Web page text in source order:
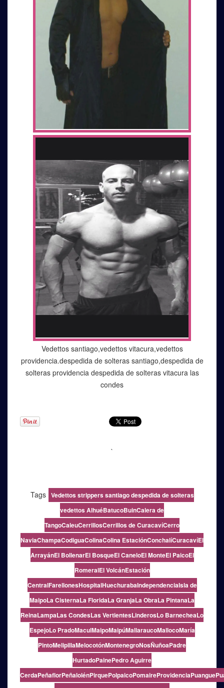
Vedettos santiago,vedettos vitacura,vedettos
providencia.despedida de solteras santiago,despedida de
solteras providencia despedida de solteras vitacura las
condes
`
Tags Vedettos strippers santiago despedida de solteras
vedettos AlhuéBatucoBuinCalera de
TangoCaleuCerrillosCerrillos de CuracavíCerro
NaviaChampaCodiguaColinaColina EstaciónConchalíCuracavíEl
ArrayánEl BollenarEl BosqueEl CaneloEl MonteEl PaicoEl
RomeralEl VolcánEstación
CentralFarellonesHospitalHuechurabaIndependenciaIsla de
MaipoLa CisternaLa FloridaLa GranjaLa ObraLa PintanaLa
ReinaLampaLas CondesLas VertientesLinderosLo BarnecheaLo
EspejoLo PradoMaculMaipoMaipúMallaraucoMallocoMaría
PintoMelipillaMelocotónMontenegroNosÑuñoaPadre
HurtadoPainePedro Aguirre